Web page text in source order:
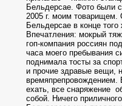
Бельдерсае. Фото были
2005 г. моим товарищем.
Бельдерсае в конце
Впечатления: мокрый
гоп-компания россиян
часа моего пребывания
поднимала тосты за
и прочие здравые вещи,
времяпрепровождением.
ехать, все снаряжение
собой. Ничего